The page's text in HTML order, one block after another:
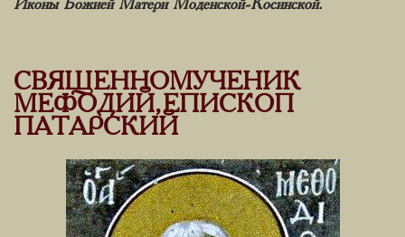
Иконы Божией Матери Моденской-Косинской.
СВЯЩЕННОМУЧЕНИК
МЕФОДИЙ, ЕПИСКОП
ПАТАРСКИЙ